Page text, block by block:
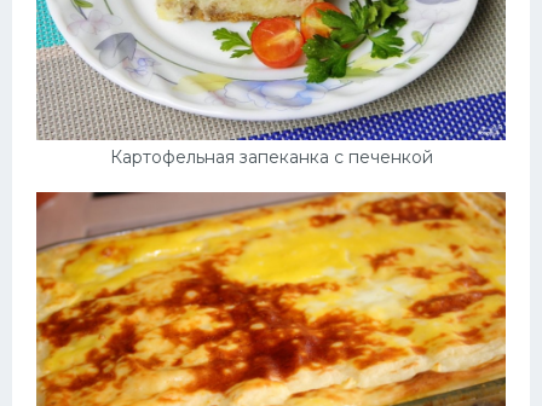
Картофельная запеканка с печенкой